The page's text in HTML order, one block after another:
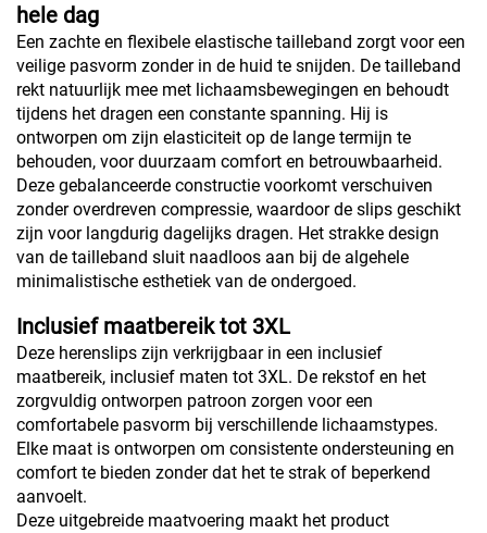
hele dag
Een zachte en flexibele elastische tailleband zorgt voor een
veilige pasvorm zonder in de huid te snijden. De tailleband
rekt natuurlijk mee met lichaamsbewegingen en behoudt
tijdens het dragen een constante spanning. Hij is
ontworpen om zijn elasticiteit op de lange termijn te
behouden, voor duurzaam comfort en betrouwbaarheid.
Deze gebalanceerde constructie voorkomt verschuiven
zonder overdreven compressie, waardoor de slips geschikt
zijn voor langdurig dagelijks dragen. Het strakke design
van de tailleband sluit naadloos aan bij de algehele
minimalistische esthetiek van de ondergoed.
Inclusief maatbereik tot 3XL
Deze herenslips zijn verkrijgbaar in een inclusief
maatbereik, inclusief maten tot 3XL. De rekstof en het
zorgvuldig ontworpen patroon zorgen voor een
comfortabele pasvorm bij verschillende lichaamstypes.
Elke maat is ontworpen om consistente ondersteuning en
comfort te bieden zonder dat het te strak of beperkend
aanvoelt.
Deze uitgebreide maatvoering maakt het product